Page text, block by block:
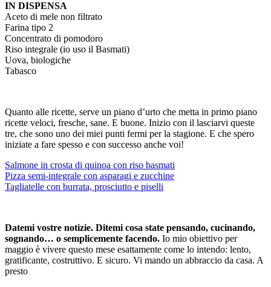
IN DISPENSA
Aceto di mele non filtrato
Farina tipo 2
Concentrato di pomodoro
Riso integrale (io uso il Basmati)
Uova, biologiche
Tabasco
Quanto alle ricette, serve un piano d’urto che metta in primo piano
ricette veloci, fresche, sane. E buone. Inizio con il lasciarvi queste
tre, che sono uno dei miei punti fermi per la stagione. E che spero
iniziate a fare spesso e con successo anche voi!
Salmone in crosta di quinoa con riso basmati
Pizza semi-integrale con asparagi e zucchine
Tagliatelle con burrata, prosciutto e piselli
Datemi vostre notizie. Ditemi cosa state pensando, cucinando,
sognando… o semplicemente facendo. Io mio obiettivo per
maggio è vivere questo mese esattamente come lo intendo: lento,
gratificante, costruttivo. E sicuro. Vi mando un abbraccio da casa. A
presto